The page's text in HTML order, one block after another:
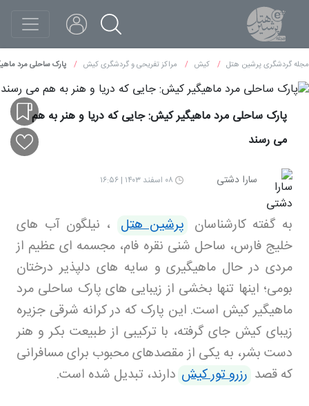
مجله گردشگری پرشین هتل کیش مراکز تفریحی و گردشگری کیش پارک ساحلی مرد
پارک ساحلی مرد ماهیگیر کیش: جایی که دریا و هنر به هم
می رسند
سارا دشتی ۰۸ اسفند ۱۴۰۳ | ۱۶:۵۶
به گفته کارشناسان پرشین هتل ، نیلگون آب‌ های
خلیج فارس، ساحل شنی نقره‌ فام، مجسمه‌ ای عظیم از
مردی در حال ماهیگیری و سایه‌ های دلپذیر درختان
بومی؛ اینها تنها بخشی از زیبایی‌ های پارک ساحلی مرد
ماهیگیر کیش است. این پارک که در کرانه شرقی جزیره
زیبای کیش جای گرفته، با ترکیبی از طبیعت بکر و هنر
دست بشر، به یکی از مقصدهای محبوب برای مسافرانی
که قصد رزرو تور کیش دارند، تبدیل شده است.